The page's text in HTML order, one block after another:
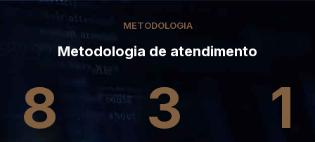
METODOLOGIA
Metodologia de atendimento
8 3 1